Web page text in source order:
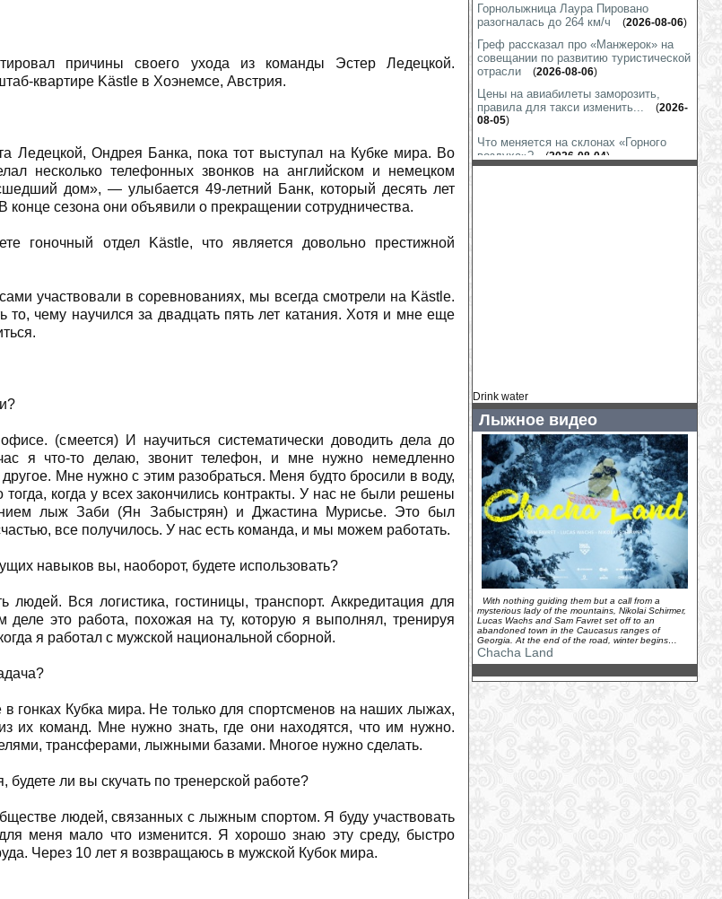
причины своего ухода из команды Эстер Ледецкой.
квартире Kästle в Хоэнемсе, Австрия.
Ледецкой, Ондрея Банка, пока тот выступал на Кубке мира. Во
несколько телефонных звонков на английском и немецком
дом», — улыбается 49-летний Банк, который десять лет
конце сезона они объявили о прекращении сотрудничества.
гоночный отдел Kästle, что является довольно престижной
участвовали в соревнованиях, мы всегда смотрели на Kästle.
то, чему научился за двадцать пять лет катания. Хотя и мне еще
(смеется) И научиться систематически доводить дела до
я что-то делаю, звонит телефон, и мне нужно немедленно
Мне нужно с этим разобраться. Меня будто бросили в воду,
тогда, когда у всех закончились контракты. У нас не были решены
лыж Заби (Ян Забыстрян) и Джастина Мурисье. Это был
все получилось. У нас есть команда, и мы можем работать.
навыков вы, наоборот, будете использовать?
людей. Вся логистика, гостиницы, транспорт. Аккредитация для
деле это работа, похожая на ту, которую я выполнял, тренируя
я работал с мужской национальной сборной.
гонках Кубка мира. Не только для спортсменов на наших лыжах,
их команд. Мне нужно знать, где они находятся, что им нужно.
трансферами, лыжными базами. Многое нужно сделать.
ли вы скучать по тренерской работе?
людей, связанных с лыжным спортом. Я буду участвовать
меня мало что изменится. Я хорошо знаю эту среду, быстро
Через 10 лет я возвращаюсь в мужской Кубок мира.
Горнолыжница Лаура Пировано
разогналась до 264 км/ч
(2026-08-06)
Греф рассказал про «Манжерок» на
совещании по развитию туристической
отрасли
(2026-08-06)
Цены на авиабилеты заморозить,
правила для такси изменить...
(2026-
08-05)
Что меняется на склонах «Горного
воздуха»?
(2026-08-04)
Главный тренер ÖSV: «В Норвегии я
никому не могу помочь»(2026-07-30)
Как «Тур де Франс» вдохновил
Фредди Меркьюри на Bicycle Race
2026-07-30)
У Хенрика Кристофферсена родилась
дочь(2026-07-29
Камиль Раст - новый амбассадор
Ducati Switzerland
2026-07-29)
У горнолыжного комплекса «Логойск»
появился новый владелец...(2026-07-
29)
Венди Холденер: «Мы ценим каждую
минуту, которую можем провести
вместе»(2026-07-28)
На зимнем курорте Грузии Гудаури
канатные дороги заменят на
подъемники(2026-07-28)
Жаклин Уайлз: неожиданное
предложение во время похода
07-27
Дэйв Райдинг продолжит карьеру в
новой функции
2026-07-27 )
На горнолыжном курорт Витоша в
Болгарии появятся новые подъемники
( 2026-07-27
Марко Одерматт получил деревянный
бюст
( 2026-07-26
Горные лыжи против сноуборда: одно
проще освоить, другое — довести до
совершенства
Drink water
Лыжное видео
With nothing guiding them but a call from a
mysterious lady of the mountains, Nikolai Schirmer,
Lucas Wachs and Sam Favret set off to an
abandoned town in the Caucasus ranges of
Georgia. At the end of the road, winter begins…
Chacha Land